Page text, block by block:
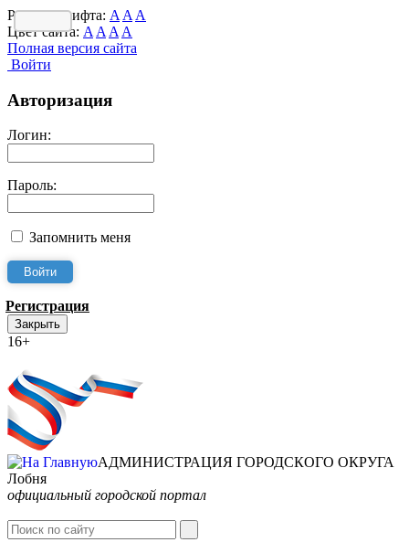
Размер шрифта: A A A
Цвет сайта: A A A A
Полная версия сайта
Войти
Авторизация
Логин:
Пароль:
Запомнить меня
Регистрация
Закрыть
16+
АДМИНИСТРАЦИЯ ГОРОДСКОГО ОКРУГА
Лобня
официальный городской портал